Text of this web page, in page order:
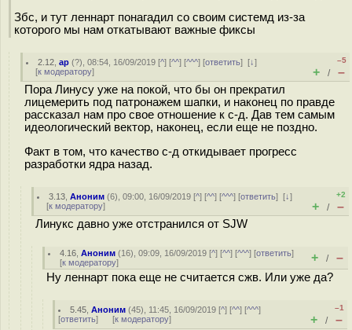
Збс, и тут леннарт понагадил со своим системд из-за
которого мы нам откатывают важные фиксы
2.12 ,ар (?), 08:54, 16/09/2019 [^] [^^] [^^^] [ответить][↓]
[к модератору]
–5
+ / –
Пора Линусу уже на покой, что бы он прекратил
лицемерить под патронажем шапки, и наконец по правде
рассказал нам про свое отношение к с-д. Дав тем самым
идеологический вектор, наконец, если еще не поздно.
Факт в том, что качество с-д откидывает прогресс
разработки ядра назад.
3.13 ,Аноним (6), 09:00, 16/09/2019 [^] [^^] [^^^] [ответить][↓]
[к модератору]
+2
+ / –
Линукс давно уже отстранился от SJW
4.16 ,Аноним (16), 09:09, 16/09/2019 [^] [^^] [^^^] [ответить]
[к модератору] + / –
Ну леннарт пока еще не считается сжв. Или уже да?
5.45 ,Аноним (45), 11:45, 16/09/2019 [^] [^^] [^^^]
[ответить] [к модератору]
–1
+ / –